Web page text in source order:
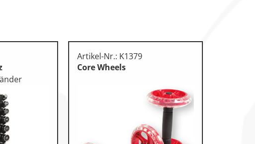
Artikel-Nr.: K1379
Core Wheels